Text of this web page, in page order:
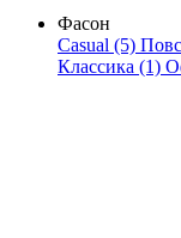
Фасон
Casual (5)
Классика (1)